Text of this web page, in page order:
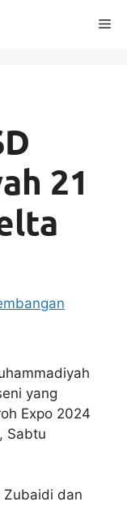
21
yang
Expo 2024
Sabtu
Zubaidi dan